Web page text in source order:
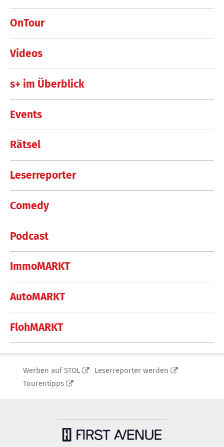
OnTour
Videos
s+ im Überblick
Events
Rätsel
Leserreporter
Comedy
Podcast
ImmoMARKT
AutoMARKT
FlohMARKT
Werben auf STOL
Leserreporter werden
Tourentipps